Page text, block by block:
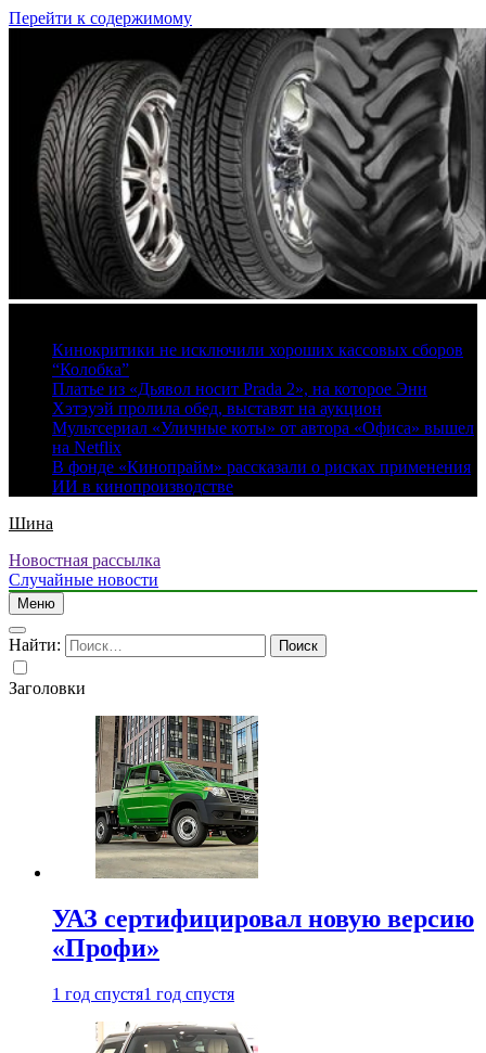
Перейти к содержимому
Кинокритики не исключили хороших кассовых сборов
“Колобка”
Платье из «Дьявол носит Prada 2», на которое Энн
Хэтэуэй пролила обед, выставят на аукцион
Мультсериал «Уличные коты» от автора «Офиса» вышел
на Netflix
В фонде «Кинопрайм» рассказали о рисках применения
ИИ в кинопроизводстве
Шина
Новостная рассылка
Случайные новости
Меню
Найти:
Заголовки
УАЗ сертифицировал новую версию
«Профи»
1 год спустя1 год спустя